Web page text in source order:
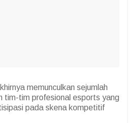
memunculkan sejumlah
tim-tim profesional esports yang
pada skena kompetitif